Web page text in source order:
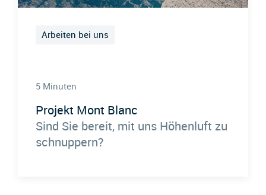
Arbeiten bei uns
5 Minuten
Projekt Mont Blanc
Sind Sie bereit, mit uns Höhenluft zu
schnuppern?